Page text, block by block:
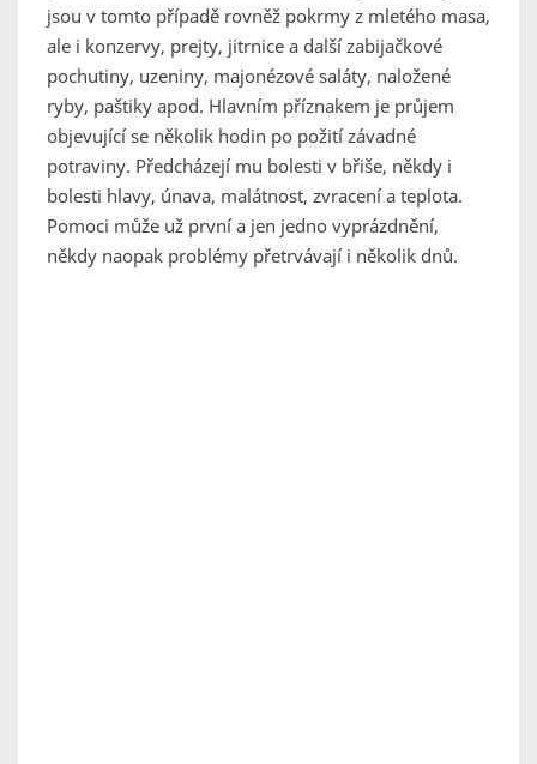
jsou v tomto případě rovněž pokrmy z mletého masa,
ale i konzervy, prejty, jitrnice a další zabijačkové
pochutiny, uzeniny, majonézové saláty, naložené
ryby, paštiky apod. Hlavním příznakem je průjem
objevující se několik hodin po požití závadné
potraviny. Předcházejí mu bolesti v břiše, někdy i
bolesti hlavy, únava, malátnost, zvracení a teplota.
Pomoci může už první a jen jedno vyprázdnění,
někdy naopak problémy přetrvávají i několik dnů.